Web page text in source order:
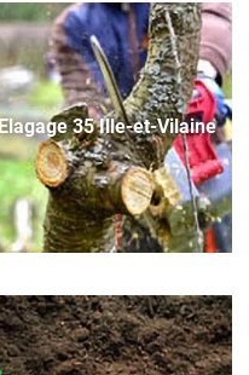
Elagage 35 Ille-et-Vilaine